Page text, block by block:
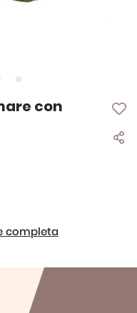
con
completa